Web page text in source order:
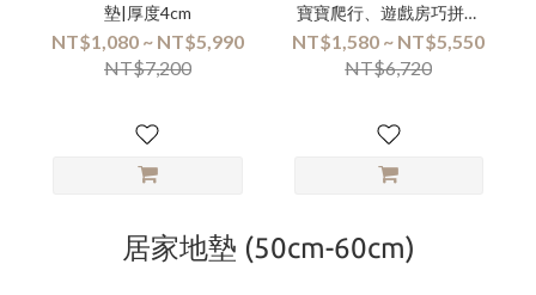
墊|厚度4cm
NT$1,080 ~ NT$5,990
NT$7,200
寶寶爬行、遊戲房巧拼地
墊 | 箱購優惠組合專區
NT$1,580 ~ NT$5,550
NT$6,720
居家地墊 (50cm-60cm)